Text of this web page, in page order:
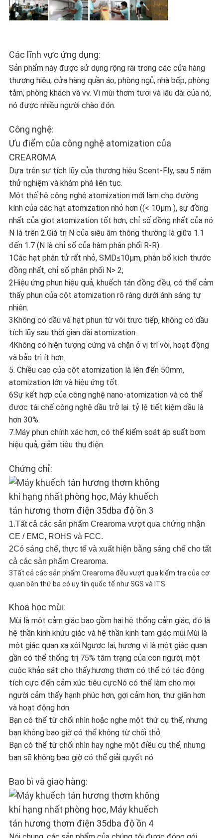
Các lĩnh vực ứng dụng:
Sản phẩm này được sử dụng rộng rãi trong các cửa hàng
thương hiệu, cửa hàng quần áo, phòng ngủ, nhà bếp, phòng
tắm, phòng khách và vv. Vì mùi thơm tươi và lâu dài của nó,
nó được nhiều người chào đón.
Công nghệ:
Ưu điểm của công nghệ atomization của
CREAROMA
Dựa trên sự tích lũy của thương hiệu Scent-Fly, sau 5 năm
thử nghiệm và khám phá liên tục.
Một thế hệ công nghệ atomization mới làm cho đường
kính của các hạt atomization nhỏ hơn ((< 10μm ), sự đồng
nhất của giọt atomization tốt hơn, chỉ số đồng nhất của nó
N là trên 2.Giá trị N của siêu âm thông thường là giữa 1.1
đến 1.7 (N là chỉ số của hàm phân phối R-R).
1Các hạt phân tử rất nhỏ, SMD≤10μm, phân bố kích thước
đồng nhất, chỉ số phân phối N> 2;
2Hiệu ứng phun hiệu quả, khuếch tán đồng đều, có thể cảm
thấy phun của cột atomization rõ ràng dưới ánh sáng tự
nhiên.
3Không có dầu và hạt phun từ vòi trực tiếp, không có dầu
tích lũy sau thời gian dài atomization.
4Không có hiện tượng cứng và chặn ở vị trí vòi, hoạt động
và bảo trì ít hơn.
5. Chiều cao của cột atomization là lên đến 50mm,
atomization lớn và hiệu ứng tốt.
6Sự kết hợp của công nghệ nano-atomization và có thể
được tái chế công nghệ dầu trở lại. tỷ lệ tiết kiệm dầu là
hơn 30%.
7.Máy phun chính xác hơn, có thể kiểm soát áp suất bơm
hiệu quả, giảm tiêu thụ điện.
Chứng chỉ:
1.Tất cả các sản phẩm Crearoma vượt qua chứng nhận
CE / EMC, ROHS và FCC.
2Có sáng chế, thực tế và xuất hiện bằng sáng chế cho tất
cả các sản phẩm Crearoma.
3Tất cả các sản phẩm Crearoma đều vượt qua kiểm tra của cơ
quan bên thứ ba có uy tín quốc tế như SGS và ITS.
Khoa học mùi:
Mùi là một cảm giác bao gồm hai hệ thống cảm giác, đó là
hệ thần kinh khứu giác và hệ thần kinh tam giác mũi.Mùi là
một giác quan xa xôi.Ngược lại, hương vị là một giác quan
gần có thể thống trị 75% tâm trạng của con người, một
cuộc khảo sát cho thấy:hương thơm có thể có tác động
tích cực đến cảm xúc tiêu cựcNó có thể làm cho mọi
người cảm thấy hạnh phúc hơn, gợi cảm hơn, thư giãn hơn
và hoạt động hơn.
Bạn có thể từ chối nhìn hoặc nghe một thứ cụ thể, nhưng
bạn không bao giờ có thể không từ chối thở.
Bạn có thể từ chối nhìn hay nghe một điều cụ thể, nhưng
bạn sẽ không bao giờ có thể giải quyết nó.
Bao bì và giao hàng: